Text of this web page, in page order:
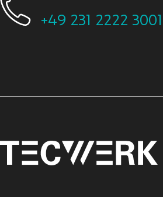
+49 231 2222 3001